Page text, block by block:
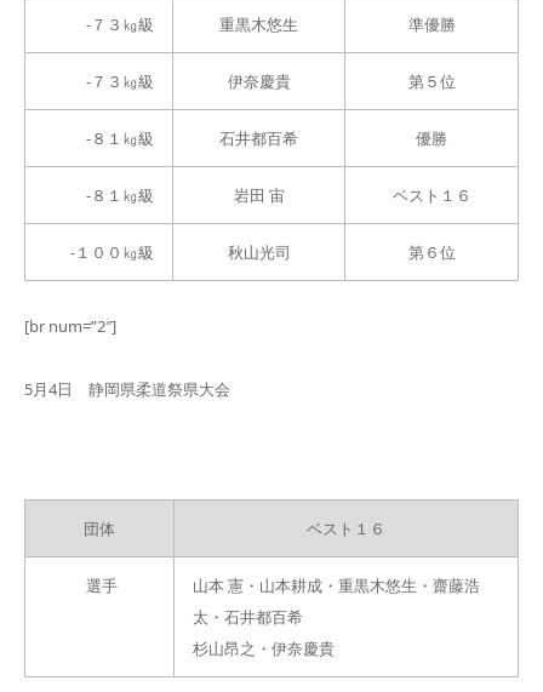
-７３㎏級 重黒木悠生 準優勝
-７３㎏級 伊奈慶貴 第５位
-８１㎏級 石井都百希 優勝
-８１㎏級 岩田 宙 ベスト１６
-１００㎏級 秋山光司 第６位
[br num=”2″]
5月4日 静岡県柔道祭県大会
団体 ベスト１６
選手
山本 憲・山本耕成・重黒木悠生・齋藤浩
太・石井都百希
杉山昂之・伊奈慶貴